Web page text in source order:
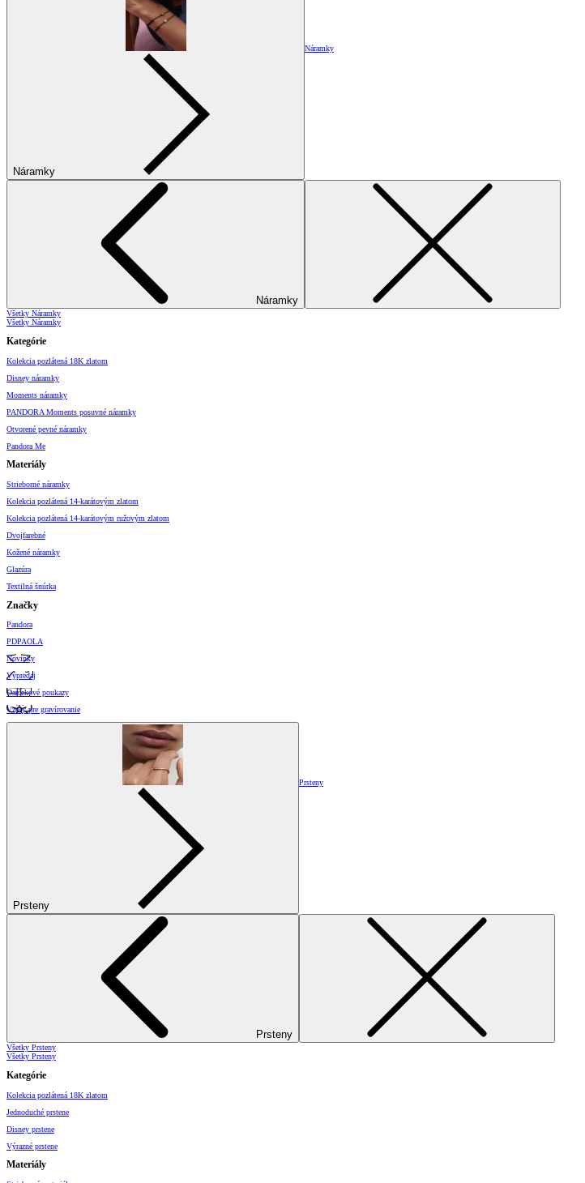
Náramky
Náramky
Náramky
Všetky Náramky
Všetky Náramky
Kategórie
Kolekcia pozlátená 18K zlatom
Disney náramky
Moments náramky
PANDORA Moments posuvné náramky
Otvorené pevné náramky
Pandora Me
Materiály
Strieborné náramky
Kolekcia pozlátená 14-karátovým zlatom
Kolekcia pozlátená 14-karátovým ružovým zlatom
Dvojfarebné
Kožené náramky
Glazúra
Textilná šnúrka
Značky
Pandora
PDPAOLA
Novinky
Výpredaj
Darčekové poukazy
Vzory pre gravírovanie
Prsteny
Prsteny
Prsteny
Všetky Prsteny
Všetky Prsteny
Kategórie
Kolekcia pozlátená 18K zlatom
Jednoduché prstene
Disney prstene
Výrazné prstene
Materiály